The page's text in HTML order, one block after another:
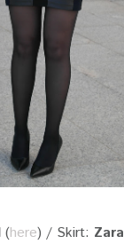
(here) / Skirt: Zara